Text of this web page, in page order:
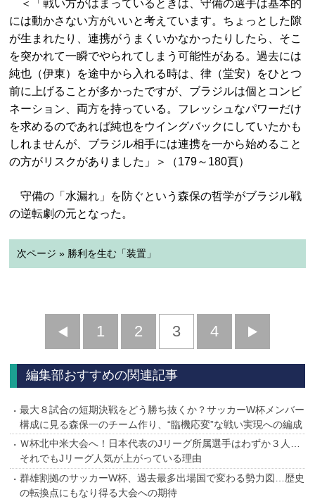
＜「戦い方がはまっているときは、守備の選手は基本的
には動かさない方がいいと考えています。ちょっとした隙
が生まれたり、連携がうまくいかなかったりしたら、そこ
を突かれて一瞬でやられてしまう可能性がある。過去には
純也（伊東）を途中から入れる時は、律（堂安）をひとつ
前に上げることが多かったですが、ブラジルは個とコンビ
ネーション、両方を持っている。フレッシュなパワーだけ
を求めるのであれば純也をウイングバックにしていたかも
しれませんが、ブラジル相手には連携を一から始めること
の方がリスクがありました」＞（179～180頁）
守備の「水漏れ」を防ぐという森保の哲学がブラジル戦
の逆転劇の元となった。
次ページ » 勝利を生む「装置」
前
へ
1 2 3 4
へ
編集部おすすめの関連記事
最大８試合の短期決戦をどう勝ち抜くか？サッカーW杯メンバー
構成に見る森保一のチーム作り、“臨機応変”な戦い実現への編成
Ｗ杯北中米大会へ！日本代表のJリーグ所属選手はわずか３人…
それでもJリーグ人気が上がっている理由
群雄割拠のサッカーW杯、過去最多出場国で変わる勢力図…歴史
の転換点にもなり得る大会への期待